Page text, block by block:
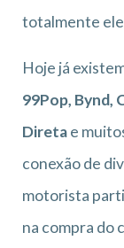
totalmente
Hoje já
99Pop, Bynd,
Diretae
conexão de
motorista
na compra do